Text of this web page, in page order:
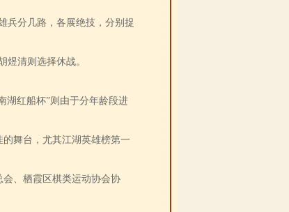
兵分几路，各展绝技，分别捉
煜清则选择休战。
湖红船杯”则由于分年龄段进
的舞台，尤其江湖英雄榜第一
、栖霞区棋类运动协会协